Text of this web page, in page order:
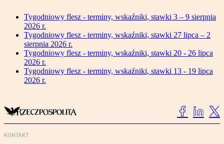
Tygodniowy flesz - terminy, wskaźniki, stawki 3 – 9 sierpnia
2026 r.
Tygodniowy flesz - terminy, wskaźniki, stawki 27 lipca – 2
sierpnia 2026 r.
Tygodniowy flesz - terminy, wskaźniki, stawki 20 - 26 lipca
2026 r.
Tygodniowy flesz - terminy, wskaźniki, stawki 13 - 19 lipca
2026 r.
KONTAKT